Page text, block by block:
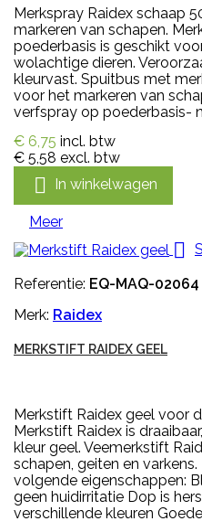
Merkspray Raidex schaap
markeren van schapen.
poederbasis is geschikt
wolachtige dieren.
kleurvast. Spuitbus met
voor het markeren van
verfspray op poederbasis-
€ 6,75 incl. btw
€ 5,58 excl. btw
 In winkelwagen
Meer

Referentie: EQ-MAQ-02064
Merk: Raidex
MERKSTIFT RAIDEX GEEL
Merkstift Raidex geel voor
Merkstift Raidex is
kleur geel. Veemerkstift
schapen, geiten en
volgende eigenschappen:
geen huidirritatie Dop is
verschillende kleuren